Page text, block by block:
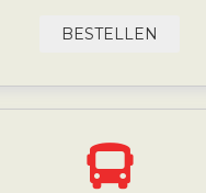
BESTELLEN